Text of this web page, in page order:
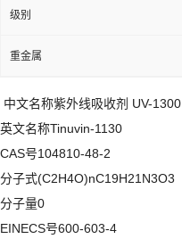
级别
重金属
中文名称紫外线吸收剂 UV-1300
英文名称Tinuvin-1130
CAS号104810-48-2
分子式(C2H4O)nC19H21N3O3
分子量0
EINECS号600-603-4